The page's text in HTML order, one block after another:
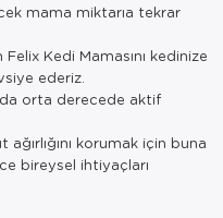
mama miktarıa tekrar
Kedi Mamasını kedinize
ederiz.
orta derecede aktif
ağırlığını korumak için buna
bireysel ihtiyaçları